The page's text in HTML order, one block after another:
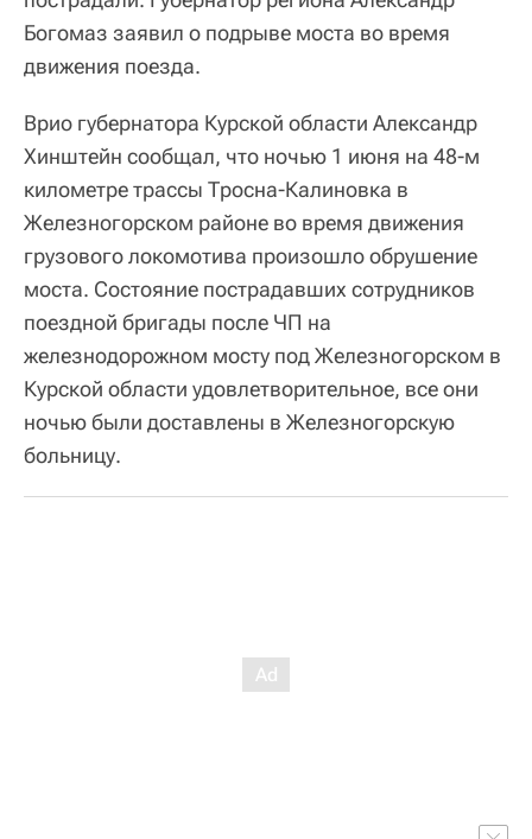
Богомаз заявил о подрыве моста во время
движения поезда.
Врио губернатора Курской области Александр
Хинштейн сообщал, что ночью 1 июня на 48-м
километре трассы Тросна-Калиновка в
Железногорском районе во время движения
грузового локомотива произошло обрушение
моста. Состояние пострадавших сотрудников
поездной бригады после ЧП на
железнодорожном мосту под Железногорском в
Курской области удовлетворительное, все они
ночью были доставлены в Железногорскую
больницу.